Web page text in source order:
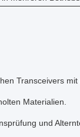
Transceivers
Materialien.
und